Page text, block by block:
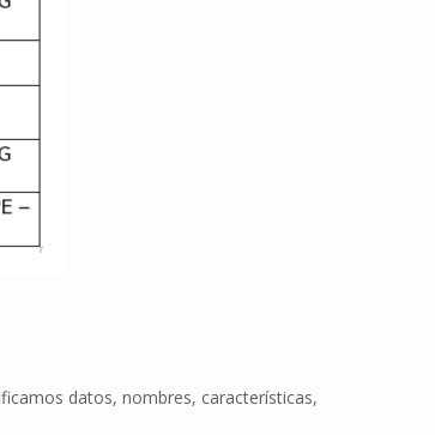
datos, nombres, características,